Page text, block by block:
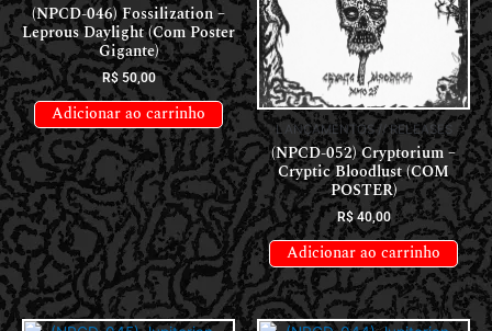
(NPCD-046) Fossilization –
Leprous Daylight (Com Poster
Gigante)
R$50,00
Adicionar ao carrinho
LANÇAMENTOS // RELEASES
(NPCD-052) Cryptorium –
Cryptic Bloodlust (COM
POSTER)
R$40,00
Adicionar ao carrinho